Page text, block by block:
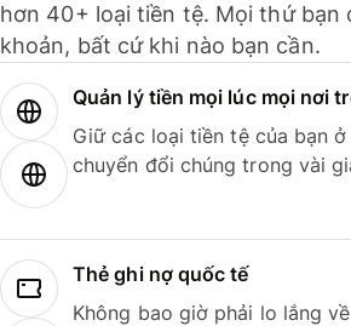
hơn 40+ loại tiền tệ. Mọi thứ bạn
khoản, bất cứ khi nào bạn cần.
Quản lý tiền mọi lúc mọi nơi
Giữ các loại tiền tệ của bạn
chuyển đổi chúng trong vài
Thẻ ghi nợ quốc tế
Không bao giờ phải lo lắng